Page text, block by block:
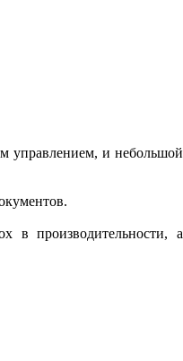
управлением, и небольшой
в производительности, а